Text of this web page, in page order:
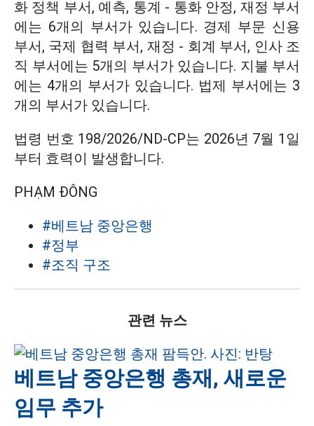
화 정책 부서, 예측, 통계 - 통화 안정, 재정 부서
에는 6개의 부서가 있습니다. 경제 부문 신용
부서, 국제 협력 부서, 재정 - 회계 부서, 인사 조
직 부서에는 5개의 부서가 있습니다. 지불 부서
에는 4개의 부서가 있습니다. 법제 부서에는 3
개의 부서가 있습니다.
법령 번호 198/2026/ND-CP는 2026년 7월 1일
부터 효력이 발생합니다.
PHẠM ĐÔNG
#베트남 중앙은행
#정부
#조직 구조
관련 뉴스
베트남 중앙은행 총재, 새로운
임무 추가